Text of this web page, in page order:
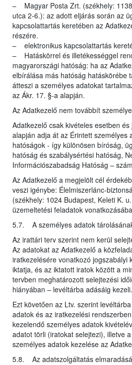
– Magyar Posta Zrt. (székhely:
utca 2-6.): az adott eljárás során az
kapcsolattartás keretében az
részére.
– elektronikus kapcsolattartás
– Hatáskörrel és illetékességgel
magyarországi hatóság: ha az
elbírálása más hatóság hatáskörébe
átteszi a személyes adatokat
az Ákr. 17. §-a alapján.
Az Adatkezelő nem továbbít
Adatkezelő csak kivételes esetben
alapján adja át az Érintett személyes
hatóságok - így különösen bíróság,
hatóság és szabálysértési hatóság,
Információszabadság Hatóság –
Az Adatkezelő a megjelölt cél
veszi igénybe: Élelmiszerlánc-
(székhely: 1024 Budapest, Keleti K.
üzemeltetési feladatok
5.7. A személyes adatok
Az irattári terv szerint nem kerül
Az adatokat az Adatkezelő a
iratkezelésére vonatkozó
iktatja, és az iktatott iratok között a
tervben meghatározott selejtezési
hiányában – levéltárba adásáig kezeli.
Ezt követően az Ltv. szerint
adatok és az iratkezelési
kezelendő személyes adatok
adatot törli (iratokat selejtezi), illetve
személyes adatok kezelése az
5.8. Az adatszolgáltatás